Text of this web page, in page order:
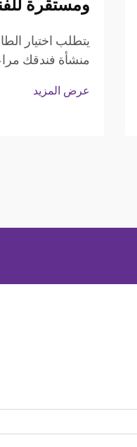
ومستقرة
يتطلب اختيار
منشأة فندقك
على مديري
عرض المزيد